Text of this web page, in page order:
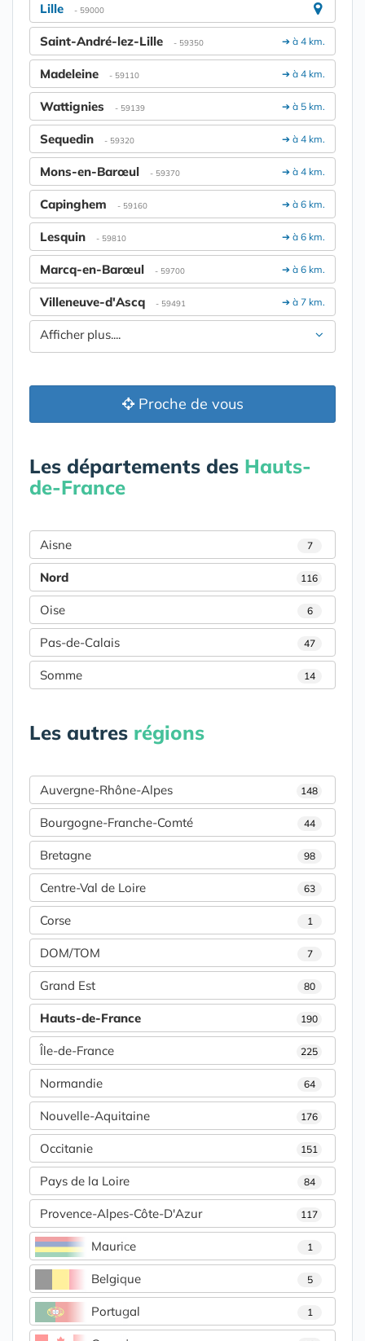
Lille - 59000
➔ à 4 km.
Saint-André-lez-Lille - 59350
➔ à 4 km.
Madeleine - 59110
➔ à 5 km.
Wattignies - 59139
➔ à 4 km.
Sequedin - 59320
➔ à 4 km.
Mons-en-Barœul - 59370
➔ à 6 km.
Capinghem - 59160
➔ à 6 km.
Lesquin - 59810
➔ à 6 km.
Marcq-en-Barœul - 59700
➔ à 7 km.
Villeneuve-d'Ascq - 59491
Afficher plus....
Proche de vous
Les départements des Hauts-
de-France
Aisne 7
Nord 116
Oise 6
Pas-de-Calais 47
Somme 14
Les autres régions
Auvergne-Rhône-Alpes 148
Bourgogne-Franche-Comté 44
Bretagne 98
Centre-Val de Loire 63
Corse 1
DOM/TOM 7
Grand Est 80
Hauts-de-France 190
Île-de-France 225
Normandie 64
Nouvelle-Aquitaine 176
Occitanie 151
Pays de la Loire 84
Provence-Alpes-Côte-D'Azur 117
Maurice 1
Belgique 5
Portugal 1